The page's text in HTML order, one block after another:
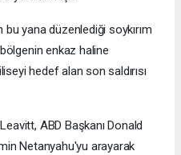
yana düzenlediği soykırım
enkaz haline
hedef alan son saldırısı
ABD Başkanı Donald
Netanyahu'yu arayarak